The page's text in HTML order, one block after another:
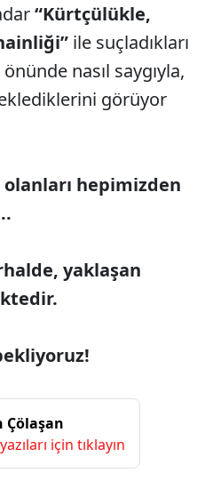
ile suçladıkları
nasıl saygıyla,
olanları hepimizden